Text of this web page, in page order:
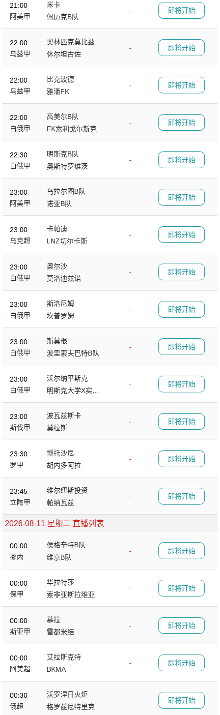
21:00
阿美甲
米卡
-
佩历克B队
即将开始
22:00
乌兹甲
奥林匹克莫比兹
-
休尔坦古佐
即将开始
22:00
乌兹甲
比克波德
-
雅潘FK
即将开始
22:00
白俄甲
高美尔B队
-
FK索利戈尔斯克
即将开始
22:30
白俄甲
明斯克B队
-
奥斯特罗维茨
即将开始
23:00
阿美甲
乌拉尔图B队
-
诺亚B队
即将开始
23:00
乌克超
卡帕迪
-
LNZ切尔卡斯
即将开始
23:00
白俄甲
奥尔沙
-
莫洛迪兹诺
即将开始
23:00
白俄甲
斯洛尼姆
-
坎普罗姆
即将开始
23:00
白俄甲
斯莫根
-
波里索夫巴特B队
即将开始
23:00
白俄甲
沃尔纳平斯克
-
明斯克大学X实验
室
即将开始
23:00
斯伐甲
波瓦兹斯卡
-
莫拉斯
即将开始
23:30
罗甲
博托沙尼
-
胡内多阿拉
即将开始
23:45
立陶甲
维尔纽斯投资
-
帕纳瓦兹
即将开始
2026-08-11 星期二 直播列表
00:00
挪丙
侯格辛特B队
-
维京B队
即将开始
00:00
保甲
华拉特莎
-
索非亚斯拉维亚
即将开始
00:00
斯亚甲
慕拉
-
雷都米结
即将开始
00:00
阿美超
艾拉斯克特
-
BKMA
即将开始
00:30
俄超
沃罗涅日火炬
-
格罗兹尼特里克
即将开始